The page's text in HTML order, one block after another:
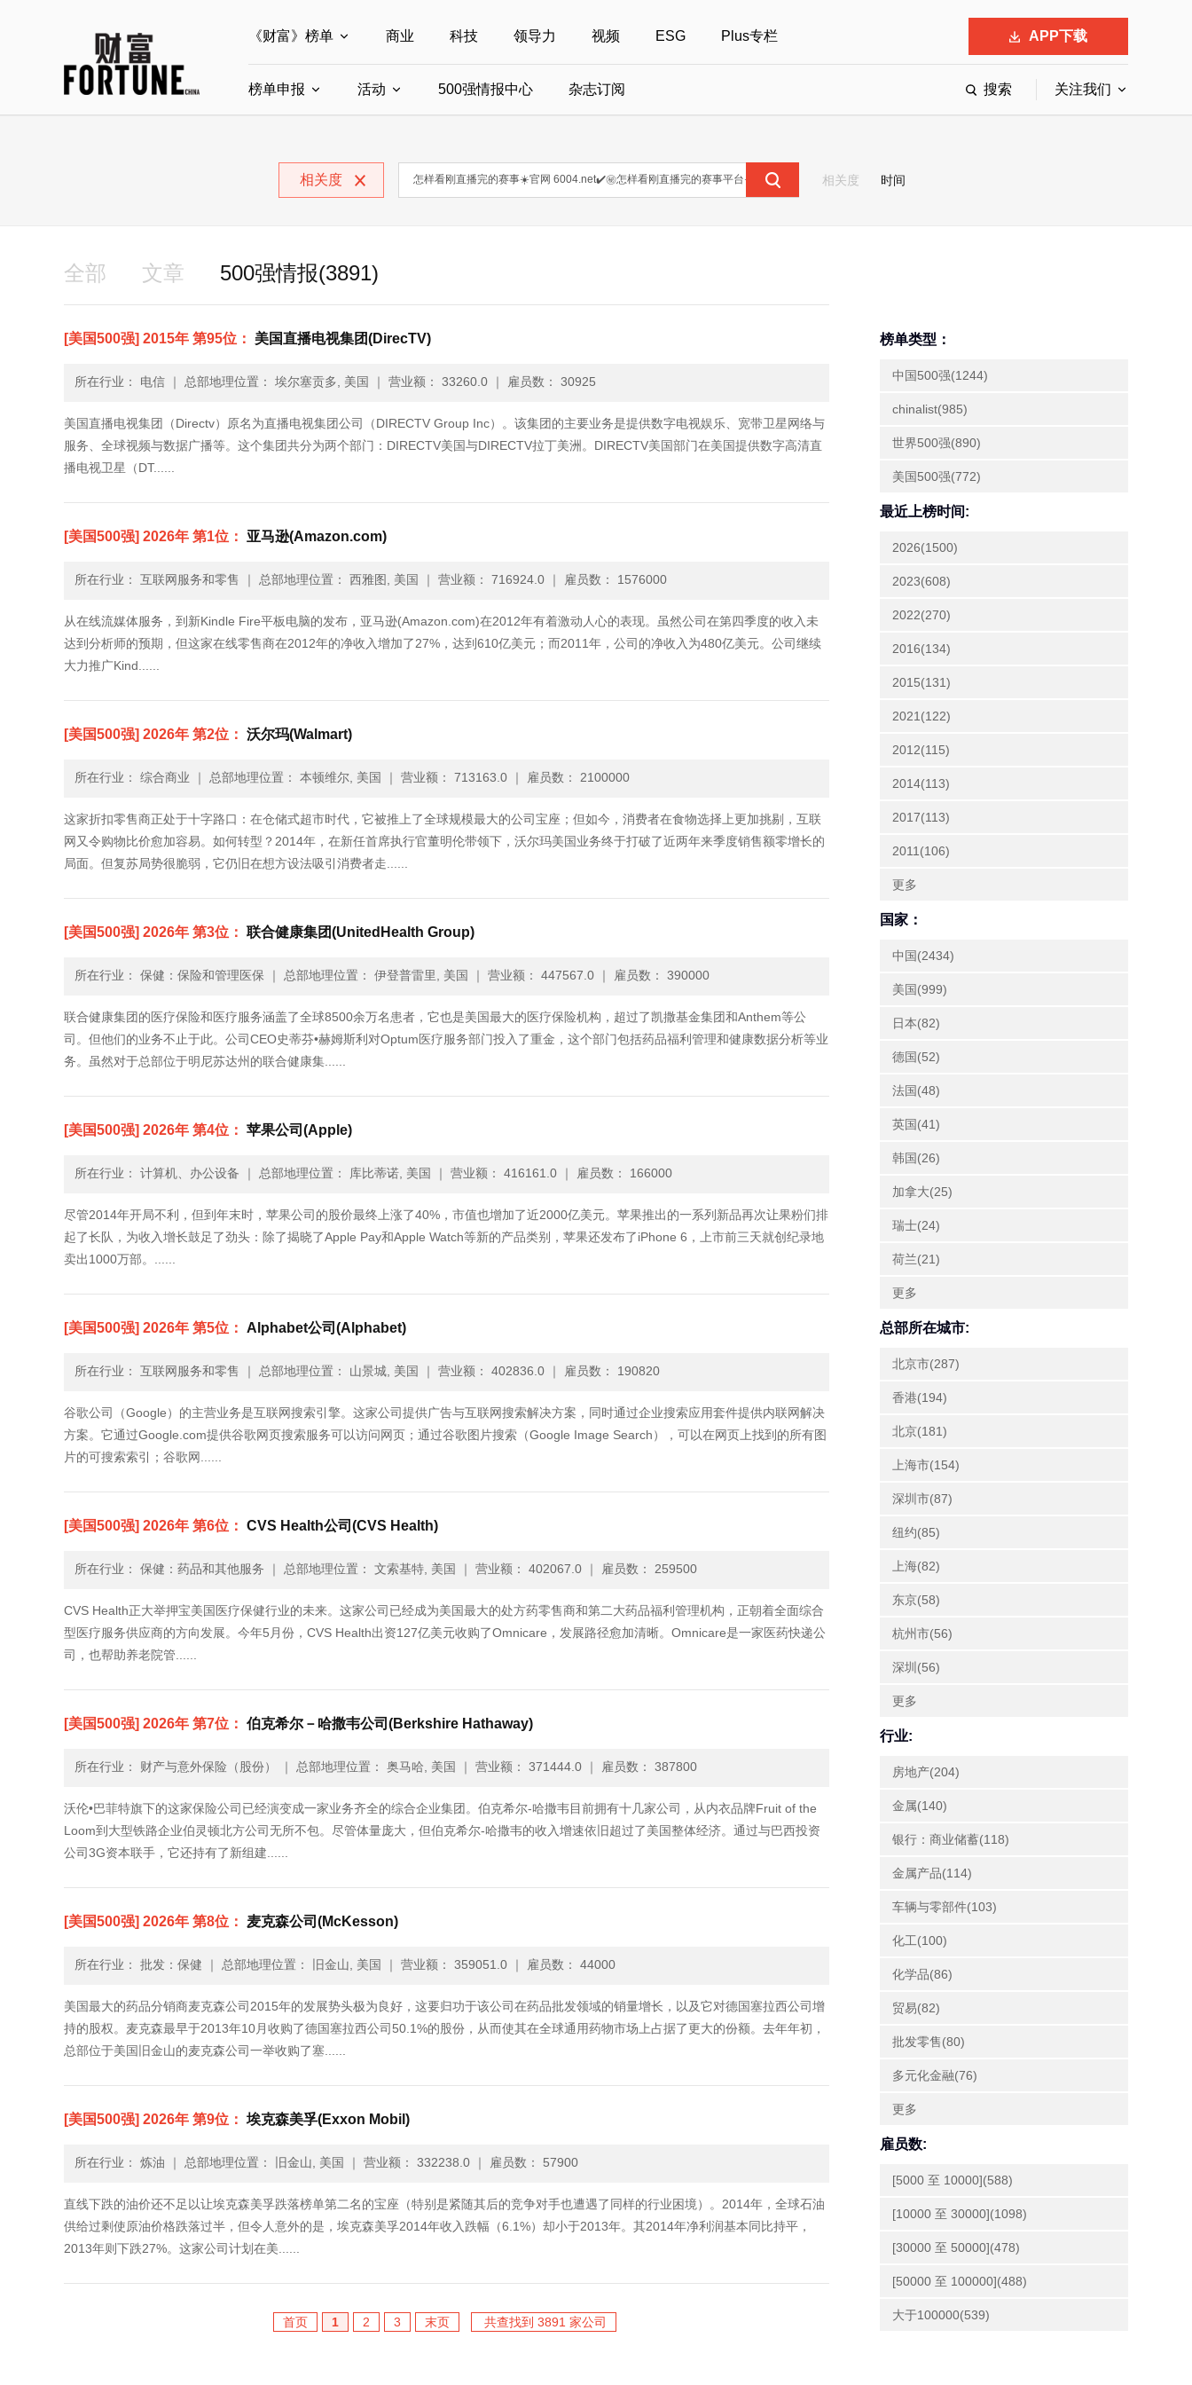
《财富》榜单
全部榜单
中国最具影响力商界女性
商业 科技 领导力 视频 ESG Plus专栏 APP下载
榜单申报
中国ESG影响力榜申报 中国40位40岁以下的商界精英申报 中国最具社会影响力的创业公司申报
活动
财富MPW女性峰会 财富世界500强峰会 财富40U40创想会
500强情报中心 杂志订阅 搜索 关注我们
相关度 相关度 时间
全部 文章 500强情报(3891)
[美国500强] 2015年 第95位： 美国直播电视集团(DirecTV)
所在行业： 电信 ｜ 总部地理位置： 埃尔塞贡多, 美国 ｜ 营业额： 33260.0 ｜ 雇员数： 30925
美国直播电视集团（Directv）原名为直播电视集团公司（DIRECTV Group Inc）。该集团的主要业务是提供数字电视娱乐、宽带卫星网络与
服务、全球视频与数据广播等。这个集团共分为两个部门：DIRECTV美国与DIRECTV拉丁美洲。DIRECTV美国部门在美国提供数字高清直
播电视卫星（DT......
[美国500强] 2026年 第1位： 亚马逊(Amazon.com)
所在行业： 互联网服务和零售 ｜ 总部地理位置： 西雅图, 美国 ｜ 营业额： 716924.0 ｜ 雇员数： 1576000
从在线流媒体服务，到新Kindle Fire平板电脑的发布，亚马逊(Amazon.com)在2012年有着激动人心的表现。虽然公司在第四季度的收入未
达到分析师的预期，但这家在线零售商在2012年的净收入增加了27%，达到610亿美元；而2011年，公司的净收入为480亿美元。公司继续
大力推广Kind......
[美国500强] 2026年 第2位： 沃尔玛(Walmart)
所在行业： 综合商业 ｜ 总部地理位置： 本顿维尔, 美国 ｜ 营业额： 713163.0 ｜ 雇员数： 2100000
这家折扣零售商正处于十字路口：在仓储式超市时代，它被推上了全球规模最大的公司宝座；但如今，消费者在食物选择上更加挑剔，互联
网又令购物比价愈加容易。如何转型？2014年，在新任首席执行官董明伦带领下，沃尔玛美国业务终于打破了近两年来季度销售额零增长的
局面。但复苏局势很脆弱，它仍旧在想方设法吸引消费者走......
[美国500强] 2026年 第3位： 联合健康集团(UnitedHealth Group)
所在行业： 保健：保险和管理医保 ｜ 总部地理位置： 伊登普雷里, 美国 ｜ 营业额： 447567.0 ｜ 雇员数： 390000
联合健康集团的医疗保险和医疗服务涵盖了全球8500余万名患者，它也是美国最大的医疗保险机构，超过了凯撒基金集团和Anthem等公
司。但他们的业务不止于此。公司CEO史蒂芬•赫姆斯利对Optum医疗服务部门投入了重金，这个部门包括药品福利管理和健康数据分析等业
务。虽然对于总部位于明尼苏达州的联合健康集......
[美国500强] 2026年 第4位： 苹果公司(Apple)
所在行业： 计算机、办公设备 ｜ 总部地理位置： 库比蒂诺, 美国 ｜ 营业额： 416161.0 ｜ 雇员数： 166000
尽管2014年开局不利，但到年末时，苹果公司的股价最终上涨了40%，市值也增加了近2000亿美元。苹果推出的一系列新品再次让果粉们排
起了长队，为收入增长鼓足了劲头：除了揭晓了Apple Pay和Apple Watch等新的产品类别，苹果还发布了iPhone 6，上市前三天就创纪录地
卖出1000万部。......
[美国500强] 2026年 第5位： Alphabet公司(Alphabet)
所在行业： 互联网服务和零售 ｜ 总部地理位置： 山景城, 美国 ｜ 营业额： 402836.0 ｜ 雇员数： 190820
谷歌公司（Google）的主营业务是互联网搜索引擎。这家公司提供广告与互联网搜索解决方案，同时通过企业搜索应用套件提供内联网解决
方案。它通过Google.com提供谷歌网页搜索服务可以访问网页；通过谷歌图片搜索（Google Image Search），可以在网页上找到的所有图
片的可搜索索引；谷歌网......
[美国500强] 2026年 第6位： CVS Health公司(CVS Health)
所在行业： 保健：药品和其他服务 ｜ 总部地理位置： 文索基特, 美国 ｜ 营业额： 402067.0 ｜ 雇员数： 259500
CVS Health正大举押宝美国医疗保健行业的未来。这家公司已经成为美国最大的处方药零售商和第二大药品福利管理机构，正朝着全面综合
型医疗服务供应商的方向发展。今年5月份，CVS Health出资127亿美元收购了Omnicare，发展路径愈加清晰。Omnicare是一家医药快递公
司，也帮助养老院管......
[美国500强] 2026年 第7位： 伯克希尔－哈撒韦公司(Berkshire Hathaway)
所在行业： 财产与意外保险（股份） ｜ 总部地理位置： 奥马哈, 美国 ｜ 营业额： 371444.0 ｜ 雇员数： 387800
沃伦•巴菲特旗下的这家保险公司已经演变成一家业务齐全的综合企业集团。伯克希尔-哈撒韦目前拥有十几家公司，从内衣品牌Fruit of the
Loom到大型铁路企业伯灵顿北方公司无所不包。尽管体量庞大，但伯克希尔-哈撒韦的收入增速依旧超过了美国整体经济。通过与巴西投资
公司3G资本联手，它还持有了新组建......
[美国500强] 2026年 第8位： 麦克森公司(McKesson)
所在行业： 批发：保健 ｜ 总部地理位置： 旧金山, 美国 ｜ 营业额： 359051.0 ｜ 雇员数： 44000
美国最大的药品分销商麦克森公司2015年的发展势头极为良好，这要归功于该公司在药品批发领域的销量增长，以及它对德国塞拉西公司增
持的股权。麦克森最早于2013年10月收购了德国塞拉西公司50.1%的股份，从而使其在全球通用药物市场上占据了更大的份额。去年年初，
总部位于美国旧金山的麦克森公司一举收购了塞......
[美国500强] 2026年 第9位： 埃克森美孚(Exxon Mobil)
所在行业： 炼油 ｜ 总部地理位置： 旧金山, 美国 ｜ 营业额： 332238.0 ｜ 雇员数： 57900
直线下跌的油价还不足以让埃克森美孚跌落榜单第二名的宝座（特别是紧随其后的竞争对手也遭遇了同样的行业困境）。2014年，全球石油
供给过剩使原油价格跌落过半，但令人意外的是，埃克森美孚2014年收入跌幅（6.1%）却小于2013年。其2014年净利润基本同比持平，
2013年则下跌27%。这家公司计划在美......
首页 1 2 3 末页 共查找到 3891 家公司
榜单类型：
中国500强(1244)
chinalist(985)
世界500强(890)
美国500强(772)
最近上榜时间:
2026(1500)
2023(608)
2022(270)
2016(134)
2015(131)
2021(122)
2012(115)
2014(113)
2017(113)
2011(106)
更多
国家：
中国(2434)
美国(999)
日本(82)
德国(52)
法国(48)
英国(41)
韩国(26)
加拿大(25)
瑞士(24)
荷兰(21)
更多
总部所在城市:
北京市(287)
香港(194)
北京(181)
上海市(154)
深圳市(87)
纽约(85)
上海(82)
东京(58)
杭州市(56)
深圳(56)
更多
行业:
房地产(204)
金属(140)
银行：商业储蓄(118)
金属产品(114)
车辆与零部件(103)
化工(100)
化学品(86)
贸易(82)
批发零售(80)
多元化金融(76)
更多
雇员数:
[5000 至 10000](588)
[10000 至 30000](1098)
[30000 至 50000](478)
[50000 至 100000](488)
大于100000(539)